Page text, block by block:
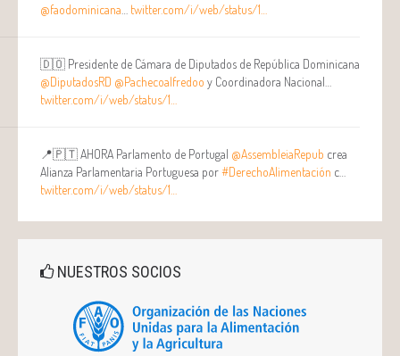
@faodominicana
twitter.com/i/web/status/1…
🇩🇴 Presidente de Cámara de Diputados de República Dominicana
@DiputadosRD @Pachecoalfredoo y Coordinadora Nacional…
twitter.com/i/web/status/1…
📍🇵🇹 AHORA Parlamento de Portugal @AssembleiaRepub crea
Alianza Parlamentaria Portuguesa por#DerechoAlimentación c…
twitter.com/i/web/status/1…
NUESTROS SOCIOS